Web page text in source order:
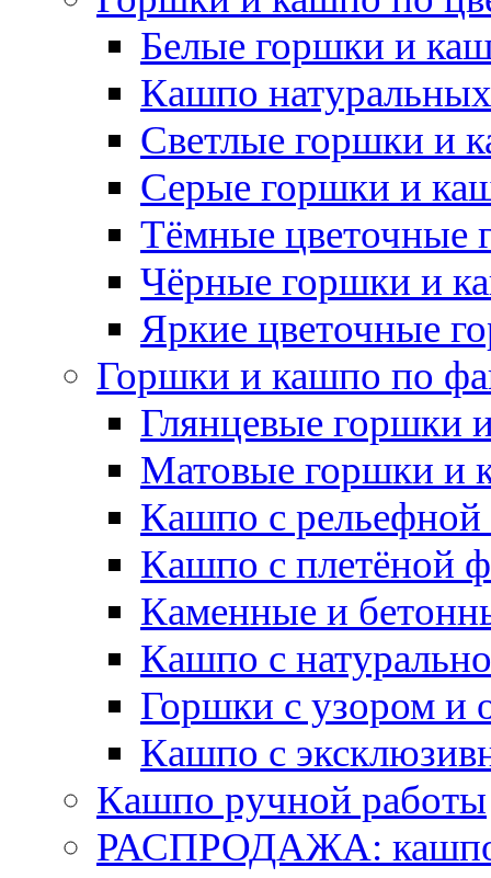
Белые горшки и
Кашпо
Светлые горшки и
Серые горшки и
Тёмные цветочные
Чёрные горшки и
Яркие цветочные
Горшки и кашпо по
Глянцевые горшки
Матовые горшки и
Кашпо с рельефной
Кашпо с плетёной
Каменные и
Кашпо с
Горшки с узором и
Кашпо с
Кашпо ручной работы
РАСПРОДАЖА: кашпо